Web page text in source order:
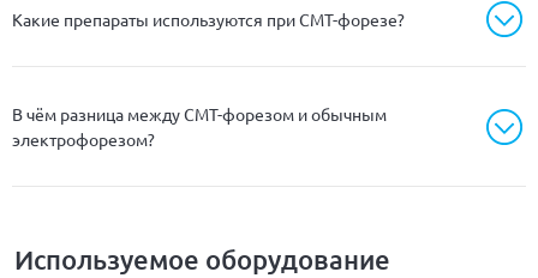
Какие препараты используются при СМТ-форезе?
В чём разница между СМТ-форезом и обычным
электрофорезом?
Используемое оборудование